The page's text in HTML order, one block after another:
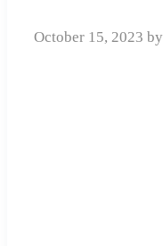
October 15, 2023 by